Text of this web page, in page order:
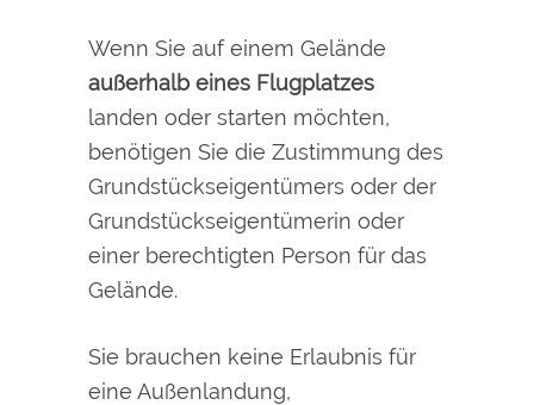
Wenn Sie auf einem Gelände
außerhalb eines Flugplatzes
landen oder starten möchten,
benötigen Sie die Zustimmung des
Grundstückseigentümers oder der
Grundstückseigentümerin oder
einer berechtigten Person für das
Gelände.
Sie brauchen keine Erlaubnis für
eine Außenlandung,